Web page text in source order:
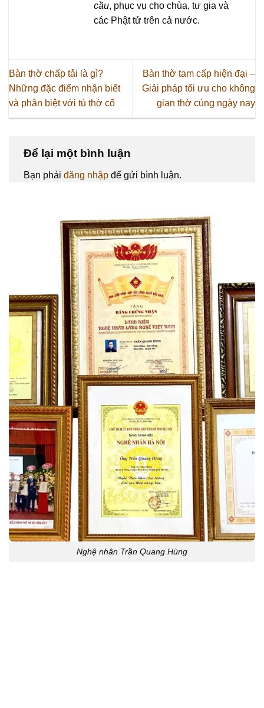
cầu, phục vụ cho chùa, tư gia và
các Phật tử trên cả nước.
Bàn thờ chấp tải là gì?
Những đặc điểm nhận biết
và phân biệt với tủ thờ cổ
Bàn thờ tam cấp hiện đại –
Giải pháp tối ưu cho không
gian thờ cúng ngày nay
Để lại một bình luận
Bạn phải đăng nhập để gửi bình luận.
Nghệ nhân Trần Quang Hùng